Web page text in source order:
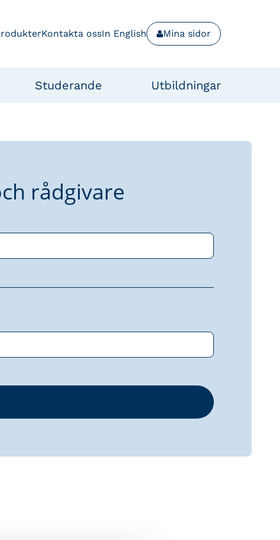
Kontakta ossIn English Mina sidor
Studerande Utbildningar
rådgivare